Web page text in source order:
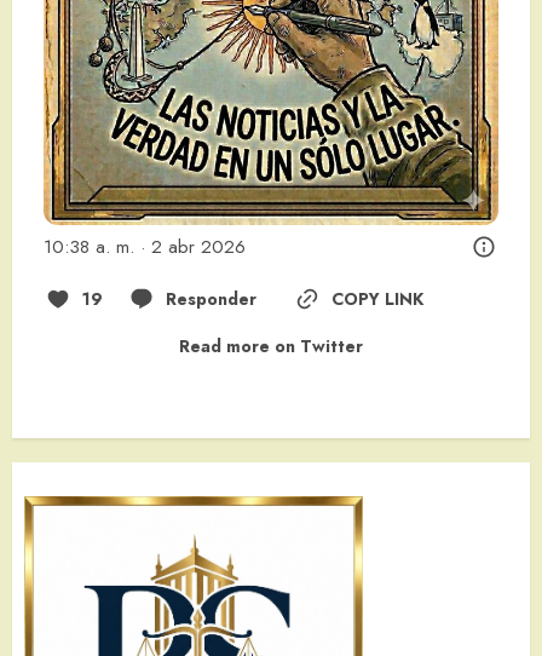
10:38 a. m. · 2 abr 2026
19 Responder
COPY LINK
Read more on Twitter